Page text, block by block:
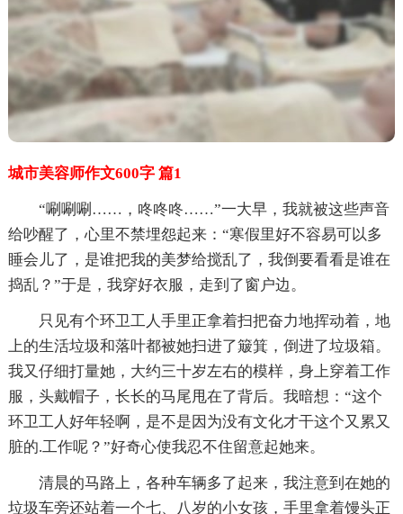
城市美容师作文600字 篇1
“唰唰唰……，咚咚咚……”一大早，我就被这些声音
给吵醒了，心里不禁埋怨起来：“寒假里好不容易可以多
睡会儿了，是谁把我的美梦给搅乱了，我倒要看看是谁在
捣乱？”于是，我穿好衣服，走到了窗户边。
只见有个环卫工人手里正拿着扫把奋力地挥动着，地
上的生活垃圾和落叶都被她扫进了簸箕，倒进了垃圾箱。
我又仔细打量她，大约三十岁左右的模样，身上穿着工作
服，头戴帽子，长长的马尾甩在了背后。我暗想：“这个
环卫工人好年轻啊，是不是因为没有文化才干这个又累又
脏的.工作呢？”好奇心使我忍不住留意起她来。
清晨的马路上，各种车辆多了起来，我注意到在她的
垃圾车旁还站着一个七、八岁的小女孩，手里拿着馒头正